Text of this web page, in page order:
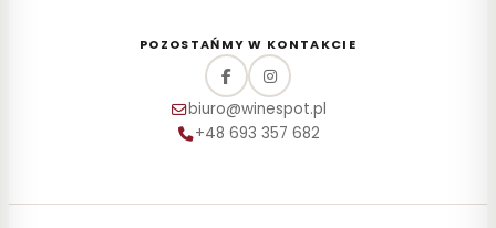
POZOSTAŃMY W KONTAKCIE
biuro@winespot.pl
+48 693 357 682